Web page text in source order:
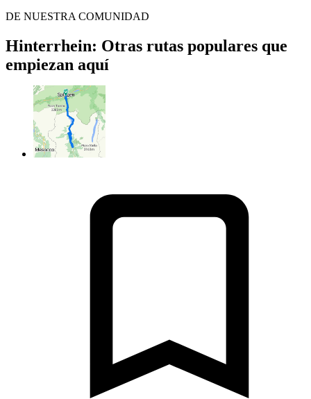
DE NUESTRA COMUNIDAD
Hinterrhein: Otras rutas populares que
empiezan aquí